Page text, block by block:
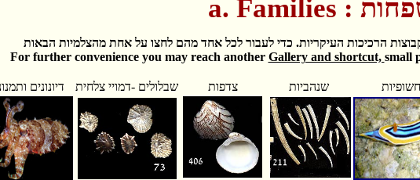
a. Families :
הרכיכות העיקריות. כדי לעבור לכל אחד מהם לחצו על אחת מהצלמיות הבאות
For further convenience you may reach another Gallery and shortcut, small
דיונונים שבלולים -דמויי צלחית צדפות שנהביות חשופיות